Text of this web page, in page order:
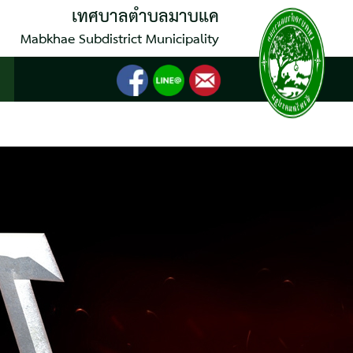
เทศบาลตำบลมาบแค
Mabkhae Subdistrict Municipality